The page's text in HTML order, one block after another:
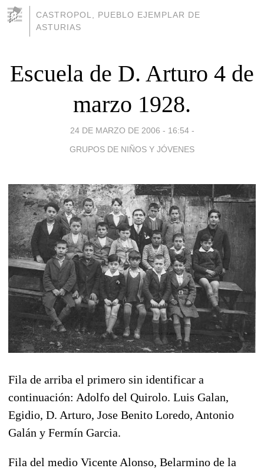
CASTROPOL, PUEBLO EJEMPLAR DE
ASTURIAS
Escuela de D. Arturo 4 de
marzo 1928.
24 DE MARZO DE 2006 - 16:54 -
GRUPOS DE NIÑOS Y JÓVENES
Fila de arriba el primero sin identificar a
continuación: Adolfo del Quirolo. Luis Galan,
Egidio, D. Arturo, Jose Benito Loredo, Antonio
Galán y Fermín Garcia.
Fila del medio Vicente Alonso, Belarmino de la